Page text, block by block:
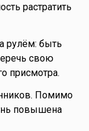
растратить
рулём: быть
свою
присмотра.
Помимо
повышена